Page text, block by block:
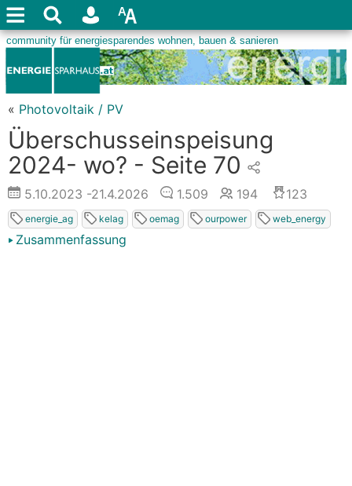
« Photovoltaik / PV
Überschusseinspeisung
2024- wo? - Seite 70
5.10.2023 -21.4.2026 1.509 194 123
energie_ag kelag oemag ourpower web_energy
Zusammenfassung